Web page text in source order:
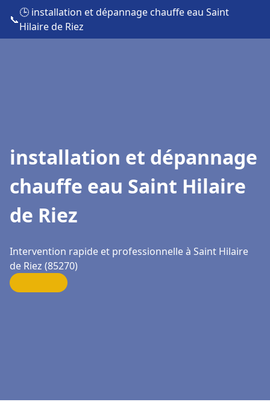
📞
🕒 installation et dépannage chauffe eau Saint
Hilaire de Riez
installation et dépannage
chauffe eau Saint Hilaire
de Riez
Intervention rapide et professionnelle à Saint Hilaire
de Riez (85270)